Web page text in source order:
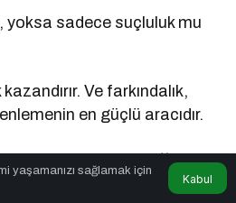
yoksa sadece suçluluk mu
Ve farkındalık,
en güçlü aracıdır.
Merak: Bu Atağı Ne
yaşamanızı sağlamak için
Kabul